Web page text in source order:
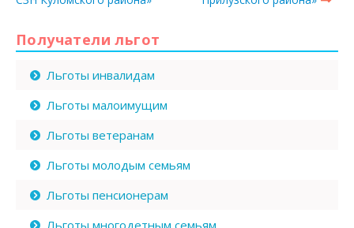
Получатели льгот
Льготы инвалидам
Льготы малоимущим
Льготы ветеранам
Льготы молодым семьям
Льготы пенсионерам
Льготы многодетным семьям